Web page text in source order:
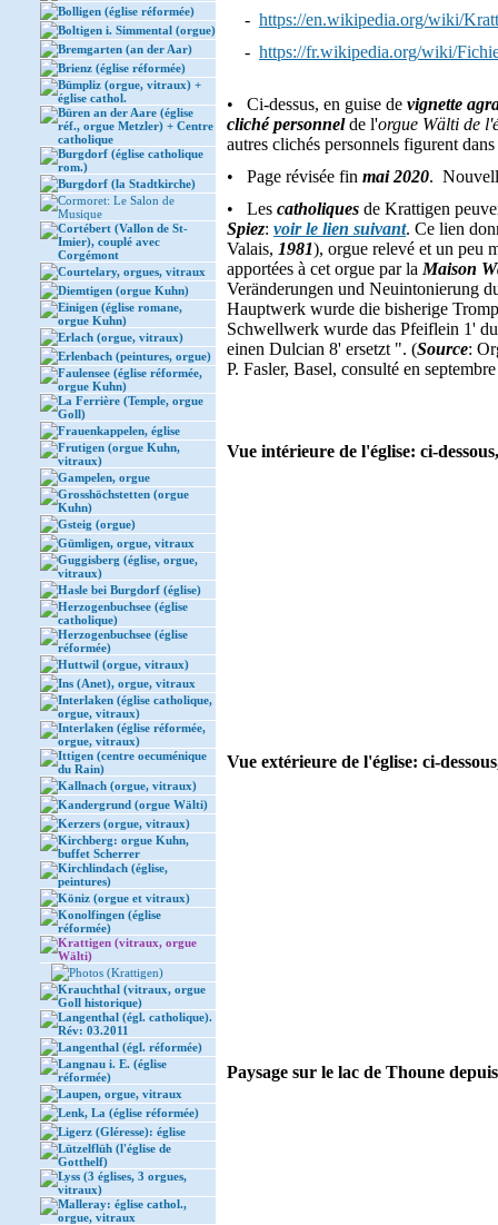
Bolligen (église réformée)
Boltigen i. Simmental (orgue)
Bremgarten (an der Aar)
Brienz (église réformée)
Bümpliz (orgue, vitraux) +
église cathol.
Büren an der Aare (église
réf., orgue Metzler) + Centre
catholique
Burgdorf (église catholique
rom.)
Burgdorf (la Stadtkirche)
Cormoret: Le Salon de
Musique
Cortébert (Vallon de St-
Imier), couplé avec
Corgémont
Courtelary, orgues, vitraux
Diemtigen (orgue Kuhn)
Einigen (église romane,
orgue Kuhn)
Erlach (orgue, vitraux)
Erlenbach (peintures, orgue)
Faulensee (église réformée,
orgue Kuhn)
La Ferrière (Temple, orgue
Goll)
Frauenkappelen, église
Frutigen (orgue Kuhn,
vitraux)
Gampelen, orgue
Grosshöchstetten (orgue
Kuhn)
Gsteig (orgue)
Gümligen, orgue, vitraux
Guggisberg (église, orgue,
vitraux)
Hasle bei Burgdorf (église)
Herzogenbuchsee (église
catholique)
Herzogenbuchsee (église
réformée)
Huttwil (orgue, vitraux)
Ins (Anet), orgue, vitraux
Interlaken (église catholique,
orgue, vitraux)
Interlaken (église réformée,
orgue, vitraux)
Ittigen (centre oecuménique
du Rain)
Kallnach (orgue, vitraux)
Kandergrund (orgue Wälti)
Kerzers (orgue, vitraux)
Kirchberg: orgue Kuhn,
buffet Scherrer
Kirchlindach (église,
peintures)
Köniz (orgue et vitraux)
Konolfingen (église
réformée)
Krattigen (vitraux, orgue
Wälti)
Photos (Krattigen)
Krauchthal (vitraux, orgue
Goll historique)
Langenthal (égl. catholique).
Rév: 03.2011
Langenthal (égl. réformée)
Langnau i. E. (église
réformée)
Laupen, orgue, vitraux
Lenk, La (église réformée)
Ligerz (Gléresse): église
Lützelflüh (l'église de
Gotthelf)
Lyss (3 églises, 3 orgues,
vitraux)
Malleray: église cathol.,
orgue, vitraux
- https://en.wikipedia.org/wiki/
- https://fr.wikipedia.org/wiki/
• Ci-dessus, en guise de vignette
cliché personnelde l'orgue Wälti de
autres clichés personnels figurent
• Page révisée fin mai 2020.
• Les catholiques de Krattigen
Spiez: voir le lien suivant. Ce lien
Valais, 1981), orgue relevé et un peu
apportées à cet orgue par la Maison
Veränderungen und Neuintonierung
Hauptwerk wurde die bisherige
Schwellwerk wurde das Pfeiflein 1'
einen Dulcian 8' ersetzt ". (Source:
P. Fasler, Basel, consulté en
Vue intérieure de l'église: ci-
Vue extérieure de l'église: ci-
Paysage sur le lac de Thoune